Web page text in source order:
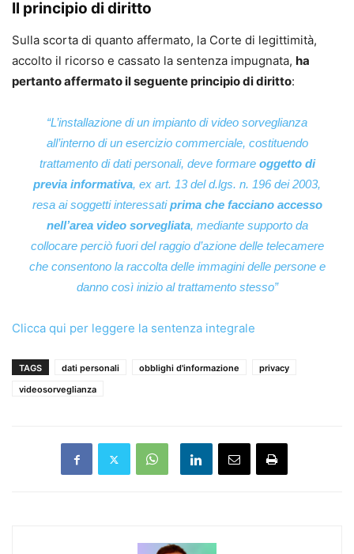
Il principio di diritto
Sulla scorta di quanto affermato, la Corte di legittimità,
accolto il ricorso e cassato la sentenza impugnata, ha
pertanto affermato il seguente principio di diritto:
“L’installazione di un impianto di video sorveglianza
all’interno di un esercizio commerciale, costituendo
trattamento di dati personali, deve formare oggetto di
previa informativa, ex art. 13 del d.lgs. n. 196 dei 2003,
resa ai soggetti interessatiprima che facciano accesso
nell’area video sorvegliata, mediante supporto da
collocare perciò fuori del raggio d’azione delle telecamere
che consentono la raccolta delle immagini delle persone e
danno così inizio al trattamento stesso”
Clicca qui per leggere la sentenza integrale
TAGS dati personali obblighi d'informazione
privacy
videosorveglianza